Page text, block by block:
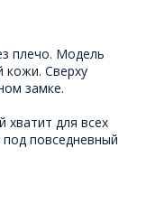
плечо. Модель
кожи. Сверху
замке.
хватит для всех
повседневный